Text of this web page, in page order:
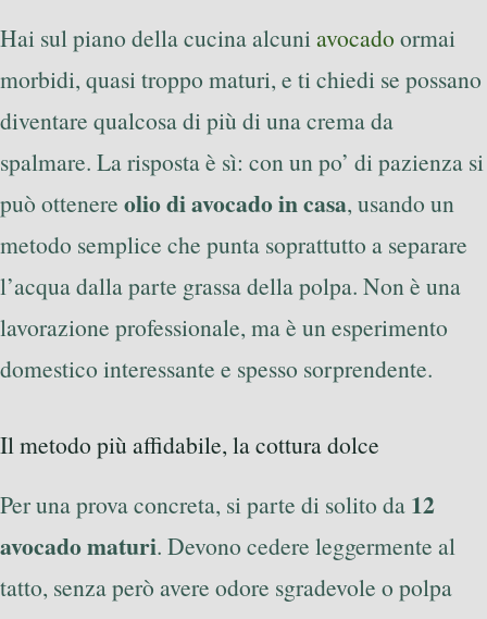
Hai sul piano della cucina alcuniavocado ormai
morbidi, quasi troppo maturi, e ti chiedi se possano
diventare qualcosa di più di una crema da
spalmare. La risposta è sì: con un po’ di pazienza si
può ottenere olio di avocado in casa, usando un
metodo semplice che punta soprattutto a separare
l’acqua dalla parte grassa della polpa. Non è una
lavorazione professionale, ma è un esperimento
domestico interessante e spesso sorprendente.
Il metodo più affidabile, la cottura dolce
Per una prova concreta, si parte di solito da 12
avocado maturi. Devono cedere leggermente al
tatto, senza però avere odore sgradevole o polpa